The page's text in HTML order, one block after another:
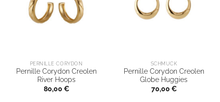
PERNILLE CORYDON
Pernille Corydon Creolen
River Hoops
80,00 €
SCHMUCK
Pernille Corydon Creolen
Globe Huggies
70,00 €